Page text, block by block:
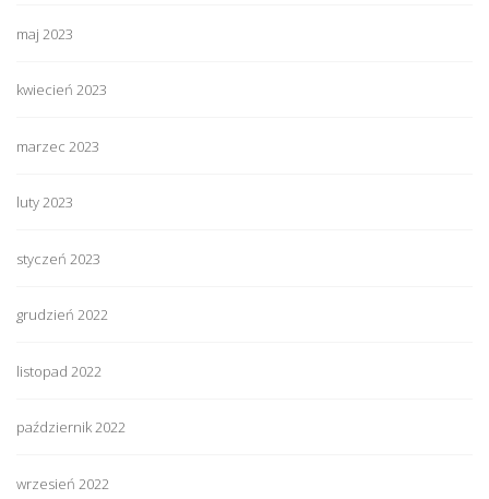
maj 2023
kwiecień 2023
marzec 2023
luty 2023
styczeń 2023
grudzień 2022
listopad 2022
październik 2022
wrzesień 2022